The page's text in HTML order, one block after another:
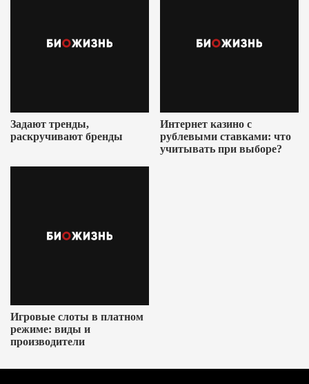
Задают тренды,
раскручивают бренды
Интернет казино с
рублевыми ставками: что
учитывать при выборе?
Игровые слоты в платном
режиме: виды и
производители